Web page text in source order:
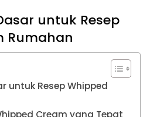
untuk Resep
Rumahan
untuk Resep Whipped
Cream yang Tepat